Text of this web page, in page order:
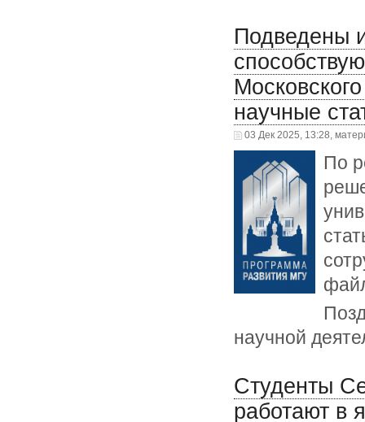
Подведены
научные
03 Дек 2025, 13:28,
По
научной
Студенты
работают в